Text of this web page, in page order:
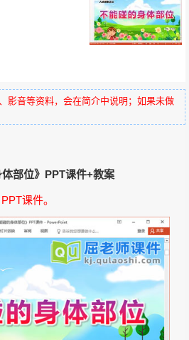
影音等资料，会在简介中说明；如果未做
部位》PPT课件+教案
课件。